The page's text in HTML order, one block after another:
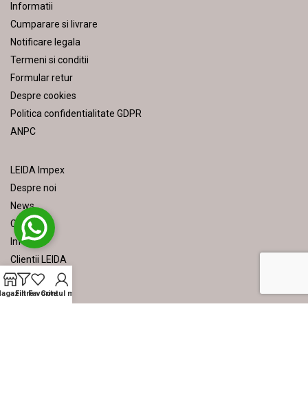
Informatii
Cumparare si livrare
Notificare legala
Termeni si conditii
Formular retur
Despre cookies
Politica confidentialitate GDPR
ANPC
LEIDA Impex
Despre noi
News
Contact
Info util
Clientii LEIDA
Cataloage
FiltreFavorite
Contul meu